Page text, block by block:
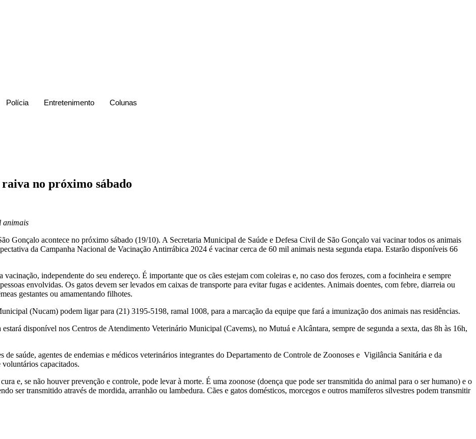
Polícia Entretenimento Colunas
raiva no próximo sábado
animais
Gonçalo acontece no próximo sábado (19/10). A Secretaria Municipal de Saúde e Defesa Civil de São Gonçalo vai vacinar todos os animais
da Campanha Nacional de Vacinação Antirrábica 2024 é vacinar cerca de 60 mil animais nesta segunda etapa. Estarão disponíveis 66
independente do seu endereço. É importante que os cães estejam com coleiras e, no caso dos ferozes, com a focinheira e sempre
envolvidas. Os gatos devem ser levados em caixas de transporte para evitar fugas e acidentes. Animais doentes, com febre, diarreia ou
gestantes ou amamentando filhotes.
(Nucam) podem ligar para (21) 3195-5198, ramal 1008, para a marcação da equipe que fará a imunização dos animais nas residências.
estará disponível nos Centros de Atendimento Veterinário Municipal (Cavems), no Mutuá e Alcântara, sempre de segunda a sexta, das 8h às 16h,
saúde, agentes de endemias e médicos veterinários integrantes do Departamento de Controle de Zoonoses e Vigilância Sanitária e da
capacitados.
e, se não houver prevenção e controle, pode levar à morte. É uma zoonose (doença que pode ser transmitida do animal para o ser humano) e o
ser transmitido através de mordida, arranhão ou lambedura. Cães e gatos domésticos, morcegos e outros mamíferos silvestres podem transmitir